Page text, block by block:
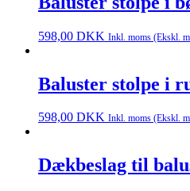
598,00 DKK Inkl. moms (Ekskl.
Baluster stolpe i
598,00 DKK Inkl. moms (Ekskl.
Dækbeslag til